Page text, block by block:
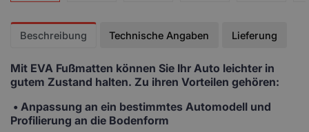
Beschreibung Technische Angaben Lieferung
Mit EVA Fußmatten können Sie Ihr Auto leichter in
gutem Zustand halten. Zu ihren Vorteilen gehören:
• Anpassung an ein bestimmtes Automodell und
Profilierung an die Bodenform